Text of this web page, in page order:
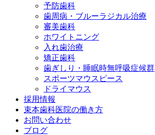
予防歯科
歯周病・ブルーラジカル治療
審美歯科
ホワイトニング
入れ歯治療
矯正歯科
歯ぎしり・睡眠時無呼吸症候群
スポーツマウスピース
ドライマウス
採用情報
束本歯科医院の働き方
お問い合わせ
ブログ